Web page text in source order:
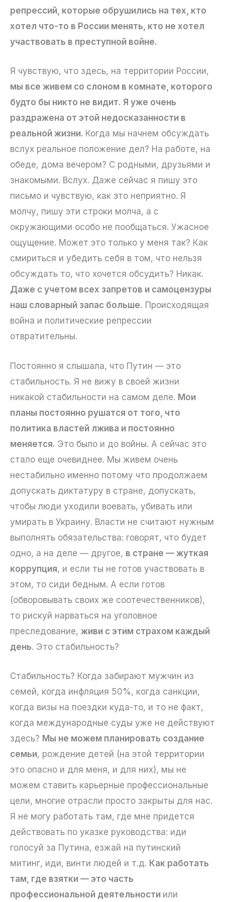
репрессий, которые обрушились на тех, кто
хотел что-то в России менять, кто не хотел
участвовать в преступной войне.
Я чувствую, что здесь, на территории России,
мы все живем со слоном в комнате, которого
будто бы никто не видит. Я уже очень
раздражена от этой недосказанности в
реальной жизни. Когда мы начнем обсуждать
вслух реальное положение дел? На работе, на
обеде, дома вечером? С родными, друзьями и
знакомыми. Вслух. Даже сейчас я пишу это
письмо и чувствую, как это неприятно. Я
молчу, пишу эти строки молча, а с
окружающими особо не пообщаться. Ужасное
ощущение. Может это только у меня так? Как
смириться и убедить себя в том, что нельзя
обсуждать то, что хочется обсудить? Никак.
Даже с учетом всех запретов и самоцензуры
наш словарный запас больше. Происходящая
война и политические репрессии
отвратительны.
Постоянно я слышала, что Путин — это
стабильность. Я не вижу в своей жизни
никакой стабильности на самом деле. Мои
планы постоянно рушатся от того, что
политика властей лжива и постоянно
меняется. Это было и до войны. А сейчас это
стало еще очевиднее. Мы живем очень
нестабильно именно потому что продолжаем
допускать диктатуру в стране, допускать,
чтобы люди уходили воевать, убивать или
умирать в Украину. Власти не считают нужным
выполнять обязательства: говорят, что будет
одно, а на деле — другое, в стране — жуткая
коррупция, и если ты не готов участвовать в
этом, то сиди бедным. А если готов
(обворовывать своих же соотечественников),
то рискуй нарваться на уголовное
преследование, живи с этим страхом каждый
день. Это стабильность?
Стабильность? Когда забирают мужчин из
семей, когда инфляция 50%, когда санкции,
когда визы на поездки куда-то, и то не факт,
когда международные суды уже не действуют
здесь? Мы не можем планировать создание
семьи, рождение детей (на этой территории
это опасно и для меня, и для них), мы не
можем ставить карьерные профессиональные
цели, многие отрасли просто закрыты для нас.
Я не могу работать там, где мне придется
действовать по указке руководства: иди
голосуй за Путина, езжай на путинский
митинг, иди, винти людей и т.д. Как работать
там, где взятки — это часть
профессиональной деятельности или